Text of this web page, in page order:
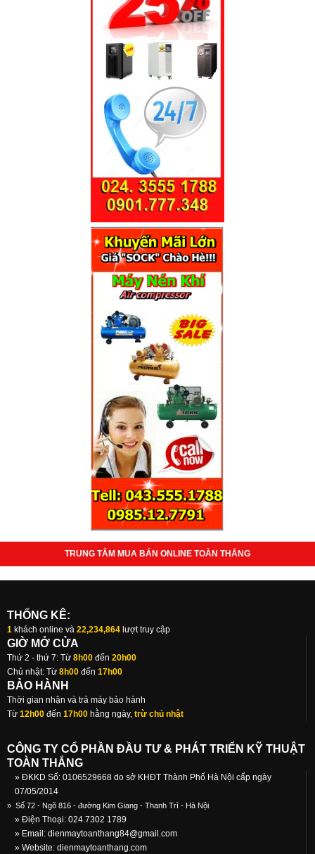
TRUNG TÂM MUA BÁN ONLINE TOÀN THẮNG
THỐNG KÊ:
1 khách online và 22,234,864 lượt truy cập
GIỜ MỞ CỬA
Thứ 2 - thứ 7: Từ 8h00 đến 20h00
Chủ nhật: Từ 8h00 đến 17h00
BẢO HÀNH
Thời gian nhận và trả máy bảo hành
Từ 12h00 đến 17h00 hằng ngày, trừ chủ nhật
CÔNG TY CỔ PHẦN ĐẦU TƯ & PHÁT TRIỂN KỸ THUẬT
TOÀN THẮNG
» ĐKKD Số: 0106529668 do sở KHĐT Thành Phố Hà Nội cấp ngày
07/05/2014
» Số 72 - Ngõ 816 - đường Kim Giang - Thanh Trì - Hà Nội
» Điện Thoại: 024.7302 1789
» Email: dienmaytoanthang84@gmail.com
» Website: dienmaytoanthang.com